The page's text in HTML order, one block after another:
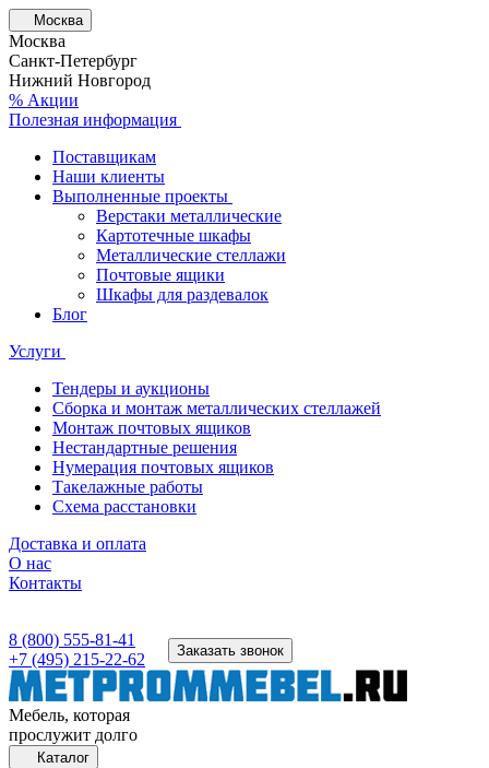
Москва
Москва
Санкт-Петербург
Нижний Новгород
% Акции
Полезная информация
Поставщикам
Наши клиенты
Выполненные проекты
Верстаки металлические
Картотечные шкафы
Металлические стеллажи
Почтовые ящики
Шкафы для раздевалок
Блог
Услуги
Тендеры и аукционы
Сборка и монтаж металлических стеллажей
Монтаж почтовых ящиков
Нестандартные решения
Нумерация почтовых ящиков
Такелажные работы
Схема расстановки
Доставка и оплата
О нас
Контакты
8 (800) 555-81-41
+7 (495) 215-22-62
Заказать звонок
Мебель, которая
прослужит долго
Каталог